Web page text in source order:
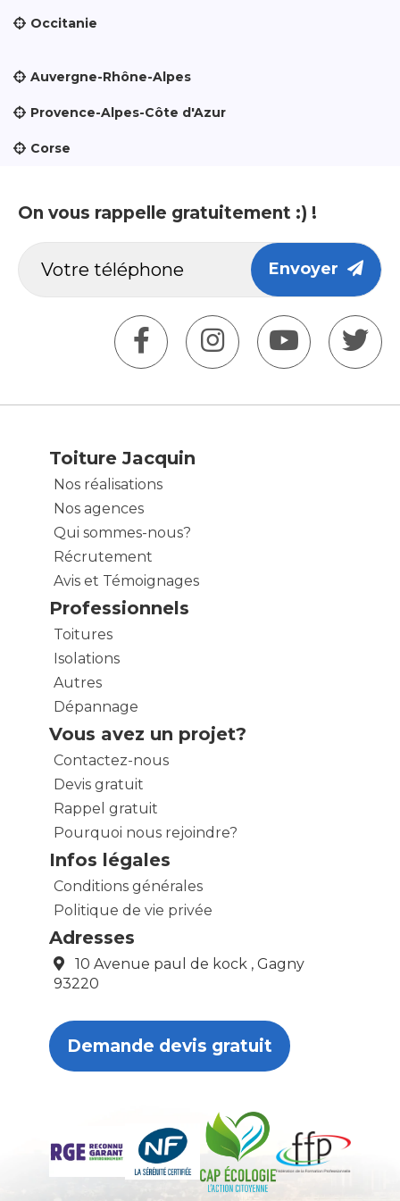
Occitanie
Auvergne-Rhône-Alpes
Provence-Alpes-Côte d'Azur
Corse
On vous rappelle gratuitement :) !
Envoyer
Toiture Jacquin
Nos réalisations
Nos agences
Qui sommes-nous?
Récrutement
Avis et Témoignages
Professionnels
Toitures
Isolations
Autres
Dépannage
Vous avez un projet?
Contactez-nous
Devis gratuit
Rappel gratuit
Pourquoi nous rejoindre?
Infos légales
Conditions générales
Politique de vie privée
Adresses
10 Avenue paul de kock , Gagny
93220
Demande devis gratuit